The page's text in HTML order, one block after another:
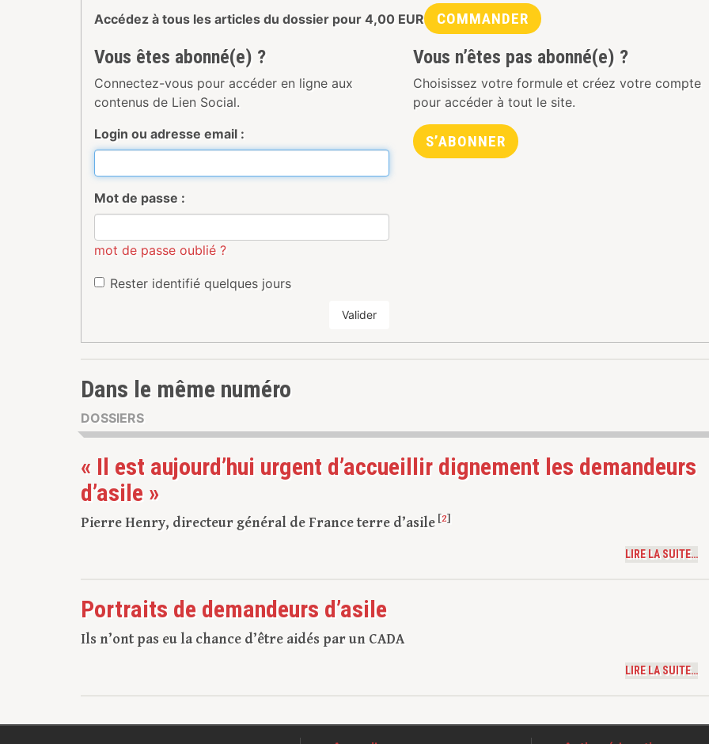
Accédez à tous les articles du dossier pour 4,00 EUR COMMANDER
Vous êtes abonné(e) ?
Connectez-vous pour accéder en ligne aux
contenus de Lien Social.
Login ou adresse email :
Mot de passe :
mot de passe oublié ?
Rester identifié quelques jours
Valider
Vous n’êtes pas abonné(e) ?
Choisissez votre formule et créez votre compte
pour accéder à tout le site.
S’ABONNER
Dans le même numéro
DOSSIERS
« Il est aujourd’hui urgent d’accueillir dignement les demandeurs
d’asile »
Pierre Henry, directeur général de France terre d’asile [2]
LIRE LA SUITE…
Portraits de demandeurs d’asile
Ils n’ont pas eu la chance d’être aidés par un CADA
LIRE LA SUITE…